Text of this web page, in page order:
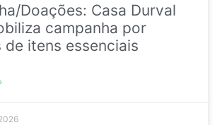
Doações: Casa Durval
campanha por
de itens essenciais